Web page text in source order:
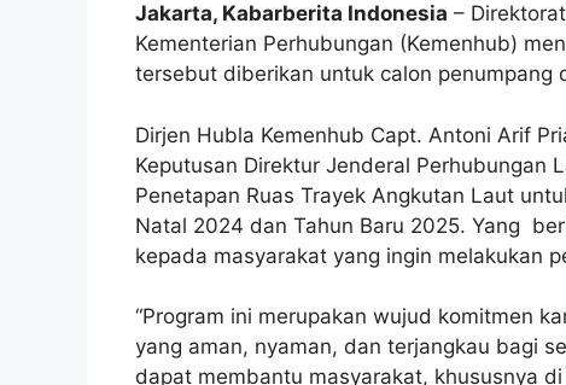
Jakarta, Kabarberita Indonesia –
Kementerian Perhubungan (Kemenhub)
tersebut diberikan untuk calon penumpang
Dirjen Hubla Kemenhub Capt. Antoni Arif
Keputusan Direktur Jenderal Perhubungan
Penetapan Ruas Trayek Angkutan Laut
Natal 2024 dan Tahun Baru 2025. Yang
kepada masyarakat yang ingin melakukan
“Program ini merupakan wujud komitmen
yang aman, nyaman, dan terjangkau bagi
dapat membantu masyarakat, khususnya